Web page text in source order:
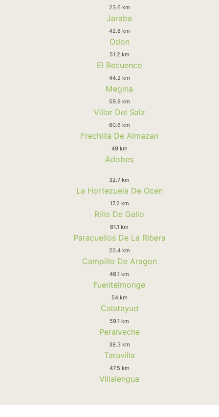
23.6 km
Jaraba
42.8 km
Odon
51.2 km
El Recuenco
44.2 km
Megina
59.9 km
Villar Del Salz
60.6 km
Frechilla De Almazan
49 km
Adobes
32.7 km
La Hortezuela De Ocen
17.2 km
Rillo De Gallo
61.1 km
Paracuellos De La Ribera
20.4 km
Campillo De Aragon
46.1 km
Fuentelmonge
54 km
Calatayud
59.1 km
Peralveche
38.3 km
Taravilla
47.5 km
Villalengua